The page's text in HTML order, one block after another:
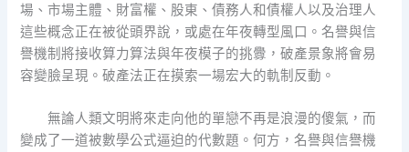
場、市場主體、財富權、股東、債務人和債權人以及治理人
這些概念正在被從頭界說，或處在年夜轉型風口。名譽與信
譽機制將接收算力算法與年夜模子的挑釁，破產景象將會易
容變臉呈現。破產法正在摸索一場宏大的軌制反動。
無論人類文明將來走向他的單戀不再是浪漫的傻氣，而
變成了一道被數學公式逼迫的代數題。何方，名譽與信譽機